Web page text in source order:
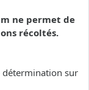
ne permet de
récoltés.
détermination sur